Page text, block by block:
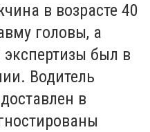
в возрасте 40
головы, а
экспертизы был в
Водитель
в